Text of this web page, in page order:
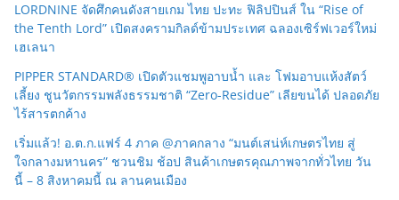
LORDNINE จัดศึกคนดังสายเกม ไทย ปะทะ ฟิลิปปินส์ ใน “Rise of
the Tenth Lord” เปิดสงครามกิลด์ข้ามประเทศ ฉลองเซิร์ฟเวอร์ใหม่
เฮเลนา
PIPPER STANDARD® เปิดตัวแชมพูอาบน้ำ และ โฟมอาบแห้งสัตว์
เลี้ยง ชูนวัตกรรมพลังธรรมชาติ “Zero-Residue” เลียขนได้ ปลอดภัย
ไร้สารตกค้าง
เริ่มแล้ว! อ.ต.ก.แฟร์ 4 ภาค @ภาคกลาง “มนต์เสน่ห์เกษตรไทย สู่
ใจกลางมหานคร” ชวนชิม ช้อป สินค้าเกษตรคุณภาพจากทั่วไทย วัน
นี้ – 8 สิงหาคมนี้ ณ ลานคนเมือง